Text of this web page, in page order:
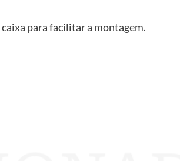
para facilitar a montagem.